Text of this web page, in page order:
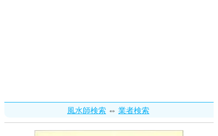
風水師検索 ⇔ 業者検索